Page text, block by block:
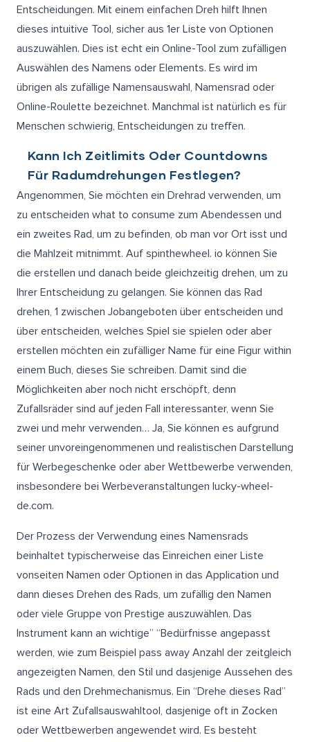
Entscheidungen. Mit einem einfachen Dreh hilft Ihnen
dieses intuitive Tool, sicher aus 1er Liste von Optionen
auszuwählen. Dies ist echt ein Online-Tool zum zufälligen
Auswählen des Namens oder Elements. Es wird im
übrigen als zufällige Namensauswahl, Namensrad oder
Online-Roulette bezeichnet. Manchmal ist natürlich es für
Menschen schwierig, Entscheidungen zu treffen.
Kann Ich Zeitlimits Oder Countdowns
Für Radumdrehungen Festlegen?
Angenommen, Sie möchten ein Drehrad verwenden, um
zu entscheiden what to consume zum Abendessen und
ein zweites Rad, um zu befinden, ob man vor Ort isst und
die Mahlzeit mitnimmt. Auf spinthewheel. io können Sie
die erstellen und danach beide gleichzeitig drehen, um zu
Ihrer Entscheidung zu gelangen. Sie können das Rad
drehen, 1 zwischen Jobangeboten über entscheiden und
über entscheiden, welches Spiel sie spielen oder aber
erstellen möchten ein zufälliger Name für eine Figur within
einem Buch, dieses Sie schreiben. Damit sind die
Möglichkeiten aber noch nicht erschöpft, denn
Zufallsräder sind auf jeden Fall interessanter, wenn Sie
zwei und mehr verwenden… Ja, Sie können es aufgrund
seiner unvoreingenommenen und realistischen Darstellung
für Werbegeschenke oder aber Wettbewerbe verwenden,
insbesondere bei Werbeveranstaltungen lucky-wheel-
de.com.
Der Prozess der Verwendung eines Namensrads
beinhaltet typischerweise das Einreichen einer Liste
vonseiten Namen oder Optionen in das Application und
dann dieses Drehen des Rads, um zufällig den Namen
oder viele Gruppe von Prestige auszuwählen. Das
Instrument kann an wichtige” “Bedürfnisse angepasst
werden, wie zum Beispiel pass away Anzahl der zeitgleich
angezeigten Namen, den Stil und dasjenige Aussehen des
Rads und den Drehmechanismus. Ein “Drehe dieses Rad”
ist eine Art Zufallsauswahltool, dasjenige oft in Zocken
oder Wettbewerben angewendet wird. Es besteht